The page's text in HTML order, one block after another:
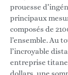
prouesse
principaux
composés de
l’ensemble. Au
l’incroyable
entreprise